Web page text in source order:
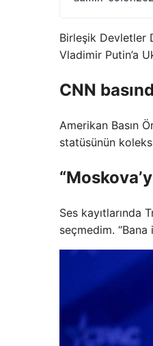
Birleşik Devletler
Vladimir Putin’a
CNN
Amerikan Basın
statüsünün
Ses kayıtlarında
seçmedim. “Bana